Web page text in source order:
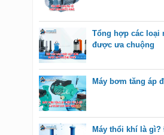
Tổng hợp các loại
được ưa chuộng
Máy bơm tăng áp
Máy thổi khí là gì?